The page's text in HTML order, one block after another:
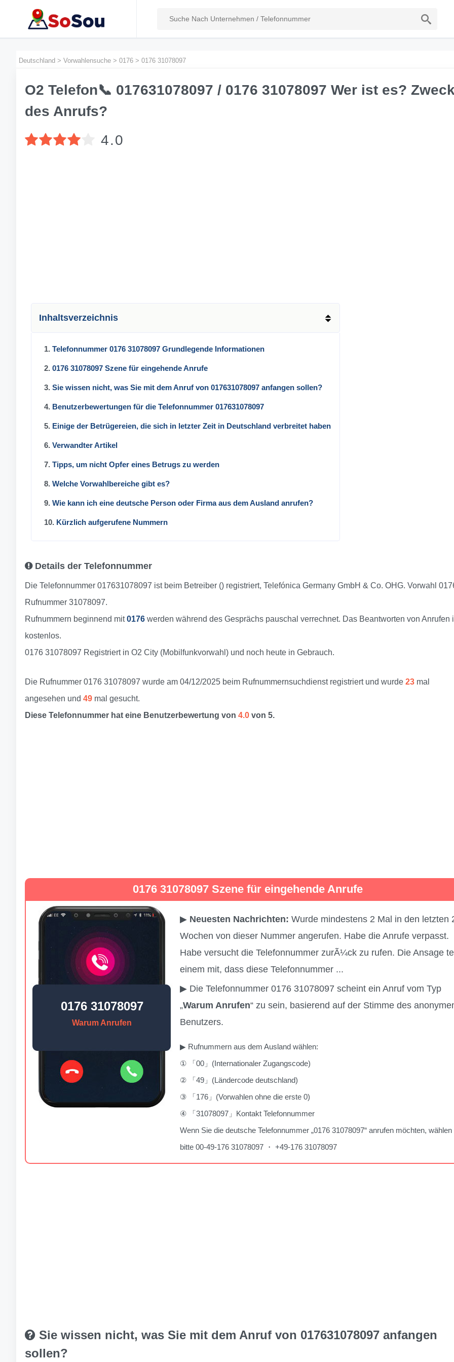
Deutschland > Vorwahlensuche > 0176 > 0176 31078097
O2 Telefon📞 017631078097 / 0176 31078097 Wer ist es? Zweck
des Anrufs?
4.0
Inhaltsverzeichnis
1. Telefonnummer 0176 31078097 Grundlegende Informationen
2. 0176 31078097 Szene für eingehende Anrufe
3. Sie wissen nicht, was Sie mit dem Anruf von 017631078097 anfangen sollen?
4. Benutzerbewertungen für die Telefonnummer 017631078097
5. Einige der Betrügereien, die sich in letzter Zeit in Deutschland verbreitet haben
6. Verwandter Artikel
7. Tipps, um nicht Opfer eines Betrugs zu werden
8. Welche Vorwahlbereiche gibt es?
9. Wie kann ich eine deutsche Person oder Firma aus dem Ausland anrufen?
10. Kürzlich aufgerufene Nummern
Details der Telefonnummer
Die Telefonnummer 017631078097 ist beim Betreiber () registriert, Telefónica Germany GmbH & Co. OHG. Vorwahl
Rufnummer 31078097.
Rufnummern beginnend mit0176 werden während des Gesprächs pauschal verrechnet. Das Beantworten von Anrufen
kostenlos.
0176 31078097 Registriert in O2 City (Mobilfunkvorwahl) und noch heute in Gebrauch.
Die Rufnummer 0176 31078097 wurde am 04/12/2025 beim Rufnummernsuchdienst registriert und wurde 23 mal
angesehen und 49 mal gesucht.
Diese Telefonnummer hat eine Benutzerbewertung von 4.0 von 5.
0176 31078097 Szene für eingehende Anrufe
0176 31078097
Warum Anrufen
▶ Neuesten Nachrichten: Wurde mindestens 2 Mal in den letzten
Wochen von dieser Nummer angerufen. Habe die Anrufe verpasst.
Habe versucht die Telefonnummer zurÃ¼ck zu rufen. Die Ansage
einem mit, dass diese Telefonnummer ...
▶ Die Telefonnummer 0176 31078097 scheint ein Anruf vom Typ
„Warum Anrufen“ zu sein, basierend auf der Stimme des
Benutzers.
▶ Rufnummern aus dem Ausland wählen:
① 「00」(Internationaler Zugangscode)
② 「49」(Ländercode deutschland)
③ 「176」(Vorwahlen ohne die erste 0)
④ 「31078097」Kontakt Telefonnummer
Wenn Sie die deutsche Telefonnummer „0176 31078097“ anrufen möchten, wählen
bitte 00-49-176 31078097 ・ +49-176 31078097
Sie wissen nicht, was Sie mit dem Anruf von 017631078097 anfangen
sollen?